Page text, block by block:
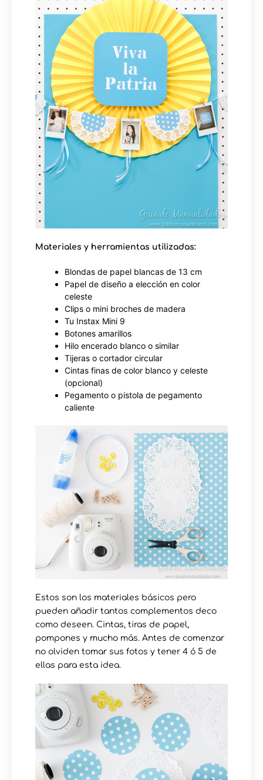
Materiales y herramientas utilizadas:
Blondas de papel blancas de 13 cm
Papel de diseño a elección en color
celeste
Clips o mini broches de madera
Tu Instax Mini 9
Botones amarillos
Hilo encerado blanco o similar
Tijeras o cortador circular
Cintas finas de color blanco y celeste
(opcional)
Pegamento o pistola de pegamento
caliente
Estos son los materiales básicos pero
pueden añadir tantos complementos deco
como deseen. Cintas, tiras de papel,
pompones y mucho más. Antes de comenzar
no olviden tomar sus fotos y tener 4 ó 5 de
ellas para esta idea.